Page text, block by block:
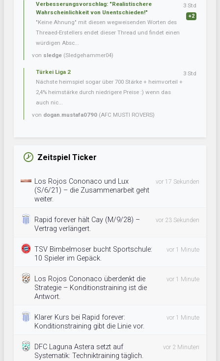
Verbesserungsvorschlag: "Realistischere
Wahrscheinlichkeit von Unentschieden!"
"Keine Ahnung" mit diesen wegweisenden Worten des
Threaed-Erstellers endet dieser Thread und findet einen
würdigen Absc...
von sledge (Sledgehammer04)
3 Std
+2
Türkei Liga 2
Nächste heimspiel sogar über 700 Stärke + heimvorteil +
2,4% heimstärke durch niedrigere Preise :) wenn das
auch nic...
von dogan.mustafa0790 (AFC MUSTI ROVERS)
3 Std
Zeitspiel Ticker
Los Rojos Cononaco und Lux
(S/6/21) – die Zusammenarbeit geht
weiter.
vor 17 Sekunden
Rapid forever hält Cay (M/9/28) –
Vertrag verlängert.
vor 23 Sekunden
TSV Bimbelmoser bucht Sportschule:
10 Spieler im Gepäck.
vor 1 Minute
Los Rojos Cononaco überdenkt die
Strategie – Konditionstraining ist die
Antwort.
vor 1 Minute
Klarer Kurs bei Rapid forever:
Konditionstraining gibt die Linie vor.
vor 1 Minute
DFC Laguna Astera setzt auf
Systematik: Techniktraining täglich.
vor 2 Minuten